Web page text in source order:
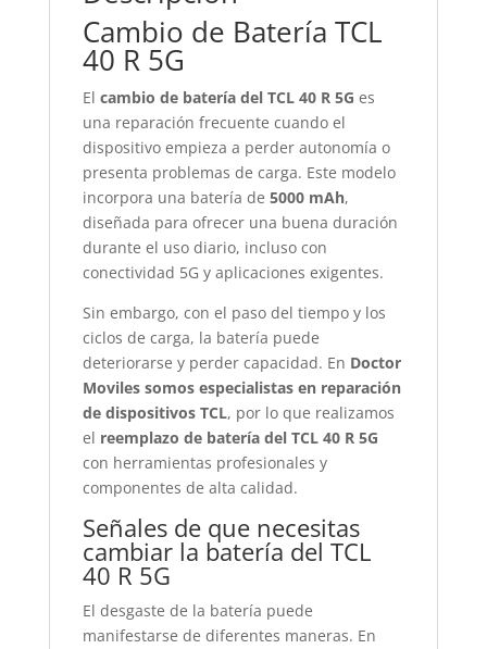
Cambio de Batería TCL
40 R 5G
El cambio de batería del TCL 40 R 5G es
una reparación frecuente cuando el
dispositivo empieza a perder autonomía o
presenta problemas de carga. Este modelo
incorpora una batería de 5000 mAh,
diseñada para ofrecer una buena duración
durante el uso diario, incluso con
conectividad 5G y aplicaciones exigentes.
Sin embargo, con el paso del tiempo y los
ciclos de carga, la batería puede
deteriorarse y perder capacidad. En Doctor
Moviles somos especialistas en reparación
de dispositivos TCL, por lo que realizamos
el reemplazo de batería del TCL 40 R 5G
con herramientas profesionales y
componentes de alta calidad.
Señales de que necesitas
cambiar la batería del TCL
40 R 5G
El desgaste de la batería puede
manifestarse de diferentes maneras. En